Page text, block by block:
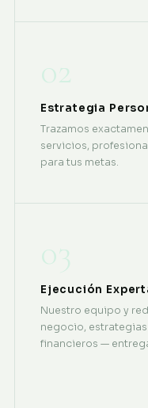
02
Estrategia
Trazamos
servicios,
para tus metas.
03
Ejecución
Nuestro equipo y
negocio,
financieros —